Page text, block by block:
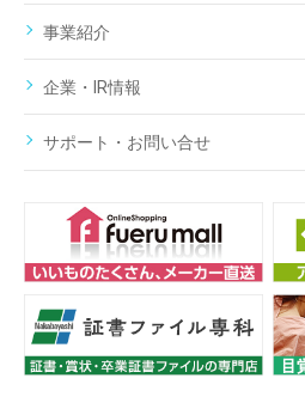
事業紹介
企業・IR情報
サポート・お問い合せ